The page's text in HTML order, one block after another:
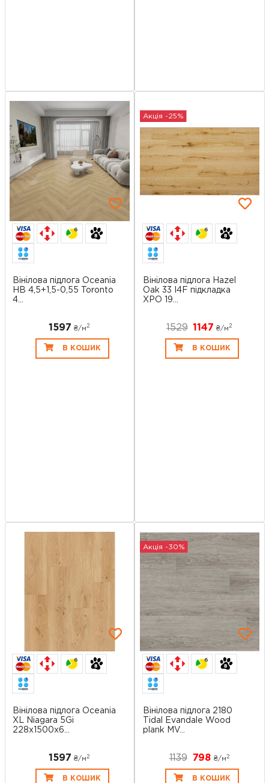
6
Вінілова підлога Oceania
HB 4,5+1,5-0,55 Toronto
4...
1597 ₴/м2
В КОШИК
Акція -25%
6
Вінілова підлога Hazel
Oak 33 I4F підкладка
XPO 19...
1529 1147₴/м2
В КОШИК
6
Вінілова підлога Oceania
XL Niagara 5Gi
228x1500х6...
1597 ₴/м2
В КОШИК
Акція -30%
6
Вінілова підлога 2180
Tidal Evandale Wood
plank MV...
1139 798 ₴/м 2
В КОШИК